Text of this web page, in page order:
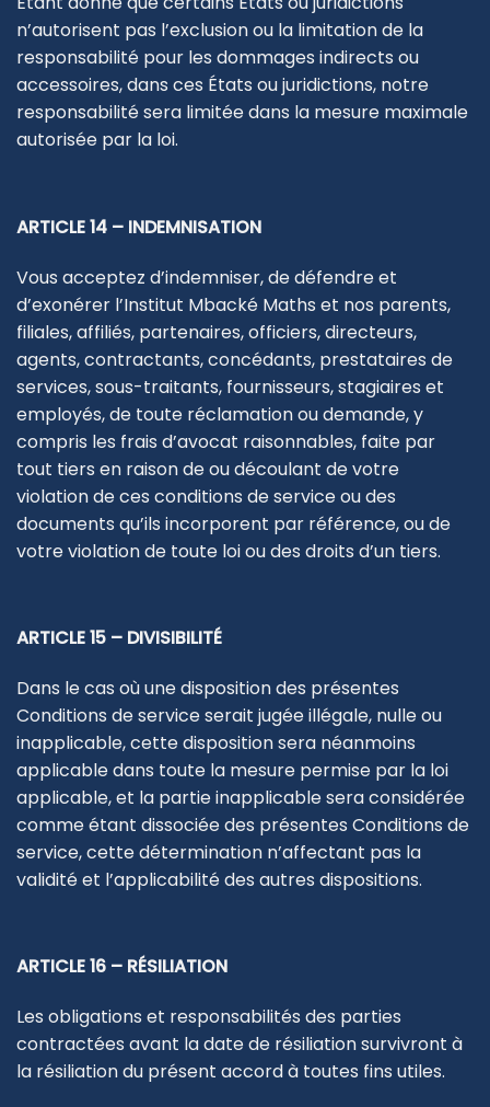
n’autorisent pas l’exclusion ou la limitation de la
responsabilité pour les dommages indirects ou
accessoires, dans ces États ou juridictions, notre
responsabilité sera limitée dans la mesure maximale
autorisée par la loi.
ARTICLE 14 – INDEMNISATION
Vous acceptez d’indemniser, de défendre et
d’exonérer l’Institut Mbacké Maths et nos parents,
filiales, affiliés, partenaires, officiers, directeurs,
agents, contractants, concédants, prestataires de
services, sous-traitants, fournisseurs, stagiaires et
employés, de toute réclamation ou demande, y
compris les frais d’avocat raisonnables, faite par
tout tiers en raison de ou découlant de votre
violation de ces conditions de service ou des
documents qu’ils incorporent par référence, ou de
votre violation de toute loi ou des droits d’un tiers.
ARTICLE 15 – DIVISIBILITÉ
Dans le cas où une disposition des présentes
Conditions de service serait jugée illégale, nulle ou
inapplicable, cette disposition sera néanmoins
applicable dans toute la mesure permise par la loi
applicable, et la partie inapplicable sera considérée
comme étant dissociée des présentes Conditions de
service, cette détermination n’affectant pas la
validité et l’applicabilité des autres dispositions.
ARTICLE 16 – RÉSILIATION
Les obligations et responsabilités des parties
contractées avant la date de résiliation survivront à
la résiliation du présent accord à toutes fins utiles.